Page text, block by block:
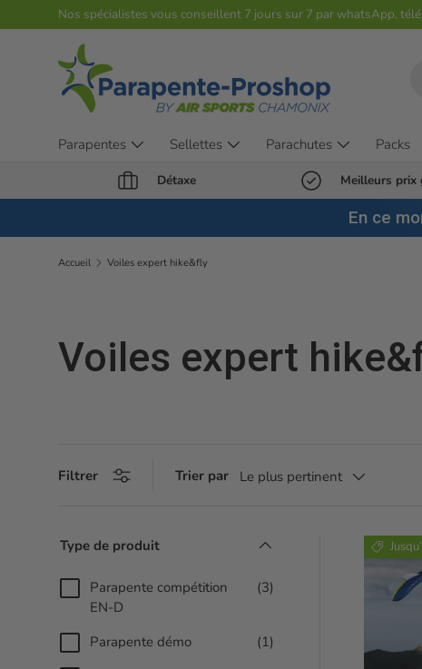
Aller au contenu
Nos spécialistes vous conseillent 7 jours sur 7 par whatsApp,
Parapentes Sellettes Parachutes Packs
Détaxe Meilleurs prix
En ce
Accueil ⁠Voiles expert hike&fly
⁠Voiles expert
Filtrer Trier par Le plus pertinent
Type de produit
Parapente compétition
EN-D
(3)
Parapente démo
(1)